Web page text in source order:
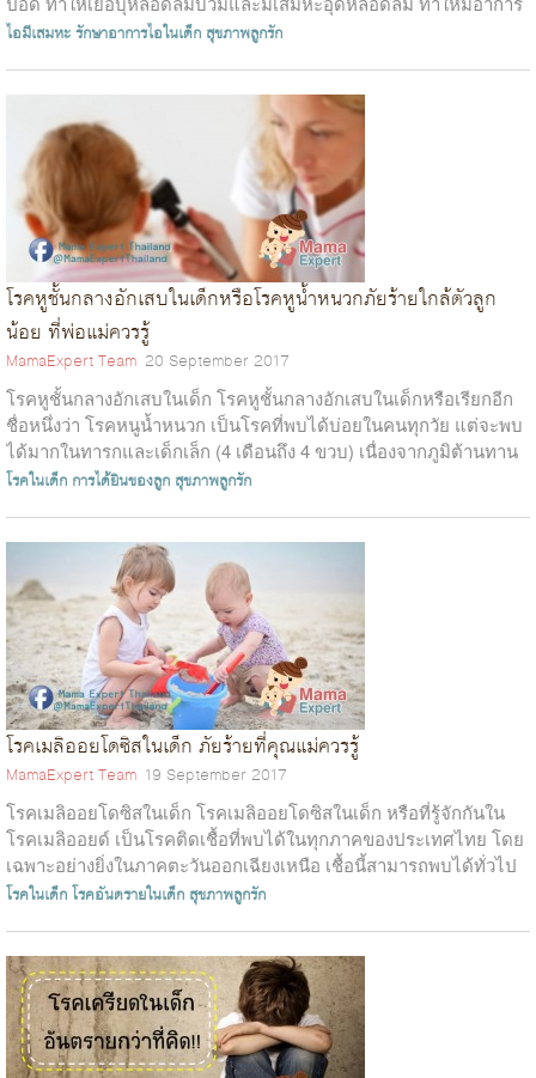
ไอ มีเสมหะ หายใจลำ...
ไอมีเสมหะรักษาอาการไอในเด็ก สุขภาพลูกรัก
โรคหูชั้นกลางอักเสบในเด็กหรือโรคหูน้ำหนวกภัยร้ายใกล้ตัวลูก
น้อย ที่พ่อแม่ควรรู้
MamaExpert Team 20 September 2017
โรคหูชั้นกลางอักเสบในเด็ก โรคหูชั้นกลางอักเสบในเด็กหรือเรียกอีก
ชื่อหนึ่งว่า โรคหนูน้ำหนวก เป็นโรคที่พบได้บ่อยในคนทุกวัย แต่จะพบ
ได้มากในทารกและเด็กเล็ก (4 เดือนถึง 4 ขวบ) เนื่องจากภูมิต้านทาน
ยังน้อยแล...
โรคในเด็ก การได้ยินของลูก สุขภาพลูกรัก
โรคเมลิออยโดซิสในเด็ก ภัยร้ายที่คุณแม่ควรรู้
MamaExpert Team 19 September 2017
โรคเมลิออยโดซิสในเด็ก โรคเมลิออยโดซิสในเด็ก หรือที่รู้จักกันใน
โรคเมลิออยด์ เป็นโรคติดเชื้อที่พบได้ในทุกภาคของประเทศไทย โดย
เฉพาะอย่างยิ่งในภาคตะวันออกเฉียงเหนือ เชื้อนี้สามารถพบได้ทั่วไป
ในสิ่งแวดล้อม...
โรคในเด็กโรคอันตรายในเด็ก สุขภาพลูกรัก